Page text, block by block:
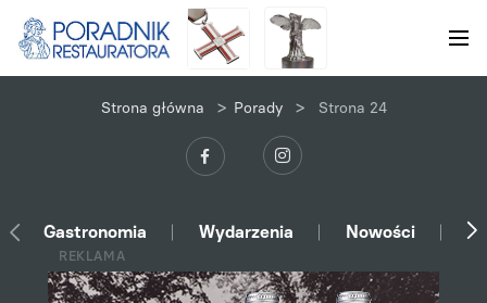
REKLAMA
Gastronomia Wydarzenia Nowości
Strona główna > Porady > Strona 24